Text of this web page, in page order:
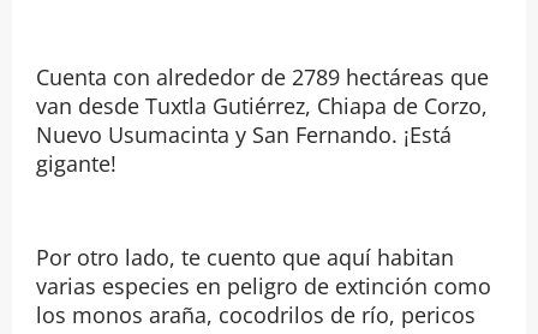
Cuenta con alrededor de 2789 hectáreas que
van desde Tuxtla Gutiérrez, Chiapa de Corzo,
Nuevo Usumacinta y San Fernando. ¡Está
gigante!
Por otro lado, te cuento que aquí habitan
varias especies en peligro de extinción como
los monos araña, cocodrilos de río, pericos